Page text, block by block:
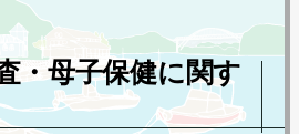
・母子保健に関す